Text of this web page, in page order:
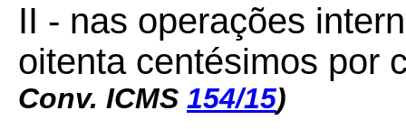
II - nas operações
oitenta centésimos por
Conv. ICMS 154/15)